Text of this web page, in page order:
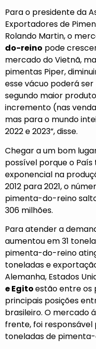
Para o presidente da
Exportadores de
Rolando Martin, o
do-reino pode
mercado do Vietnã,
pimentas Piper,
esse vácuo poderá
segundo maior
incremento (nas
mas para o mundo
2022 e 2023”, disse.
Chegar a um bom
possível porque o
exponencial na
2012 para 2021, o
pimenta-do-reino
306 milhões.
Para atender a
aumentou em 31
pimenta-do-reino
toneladas e
Alemanha, Estados
e Egitoestão entre os
principais posições
brasileiro. O mercado
frente, foi
toneladas de